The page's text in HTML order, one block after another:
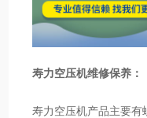
寿力空压机维修保养：
寿力空压机产品主要有